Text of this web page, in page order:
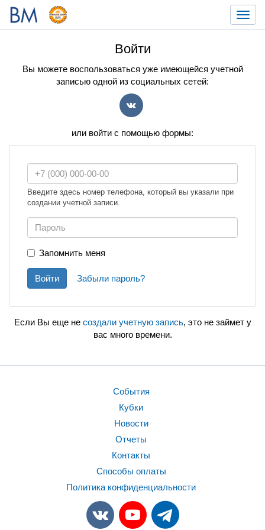
Войти
Вы можете воспользоваться уже имеющейся учетной
записью одной из социальных сетей:
или войти с помощью формы:
Введите здесь номер телефона, который вы указали при
создании учетной записи.
Запомнить меня
Войти Забыли пароль?
Если Вы еще не создали учетную запись, это не займет у
вас много времени.
События
Кубки
Новости
Отчеты
Контакты
Способы оплаты
Политика конфиденциальности